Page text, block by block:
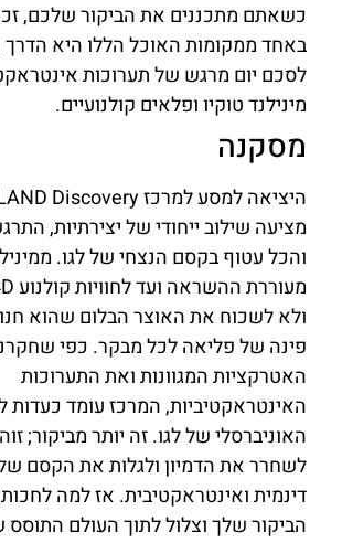
כשאתם מתכננים את הביקור שלכם,
באחד ממקומות האוכל הללו היא
לסכם יום מרגש של תערוכות
מינילנד טוקיו ופלאים קולנועיים.
מסקנה
מציעה שילוב ייחודי של יצירתיות,
והכל עטוף בקסם הנצחי של לגו.
ולא לשכוח את האוצר הבלום שהוא
פינה של פליאה לכל מבקר. כפי
האטרקציות המגוונות ואת התערוכות
האינטראקטיביות, המרכז עומד כעדות
האוניברסלי של לגו. זה יותר מביקור;
לשחרר את הדמיון ולגלות את הקסם
דינמית ואינטראקטיבית. אז למה
הביקור שלך וצלול לתוך העולם